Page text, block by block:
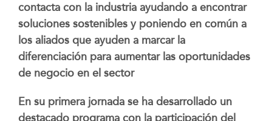
contacta con la industria ayudando a encontrar
soluciones sostenibles y poniendo en común a
los aliados que ayuden a marcar la
diferenciación para aumentar las oportunidades
de negocio en el sector
En su primera jornada se ha desarrollado un
destacado programa con la participación del